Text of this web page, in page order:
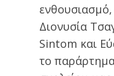
ενθουσιασμό,
Διονυσία
Sintom και
το